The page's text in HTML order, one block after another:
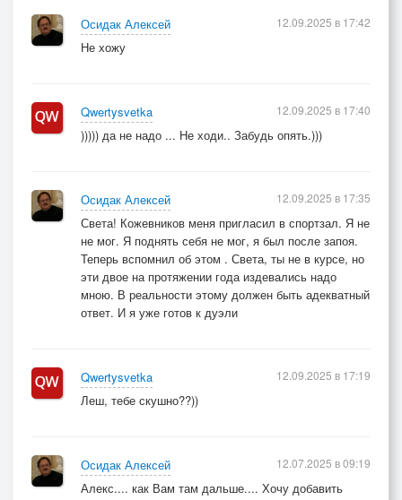
Осидак Алексей
Не хожу
12.09.2025 в 17:42
Qwertysvetka
))))) да не надо ... Не ходи.. Забудь опять.)))
12.09.2025 в 17:40
Осидак Алексей
Света! Кожевников меня пригласил в спортзал. Я не
не мог. Я поднять себя не мог, я был после запоя.
Теперь вспомнил об этом . Света, ты не в курсе, но
эти двое на протяжении года издевались надо
мною. В реальности этому должен быть адекватный
ответ. И я уже готов к дуэли
12.09.2025 в 17:35
Qwertysvetka
Леш, тебе скушно??))
12.09.2025 в 17:19
Осидак Алексей
Алекс.... как Вам там дальше.... Хочу добавить
12.07.2025 в 09:19